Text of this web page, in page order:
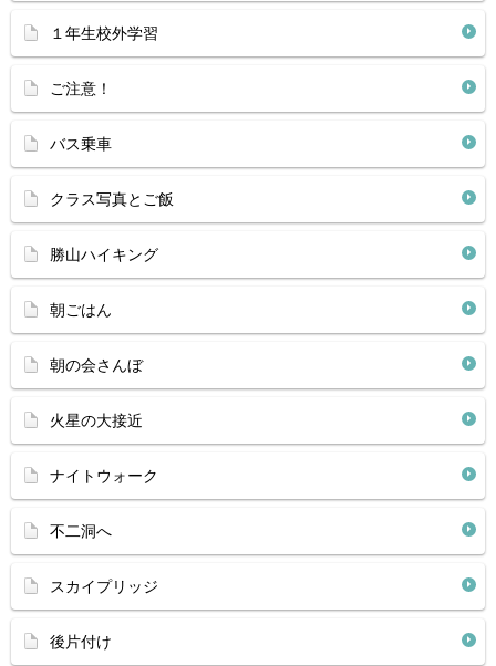
１年生校外学習
ご注意！
バス乗車
クラス写真とご飯
勝山ハイキング
朝ごはん
朝の会さんぼ
火星の大接近
ナイトウォーク
不二洞へ
スカイプリッジ
後片付け